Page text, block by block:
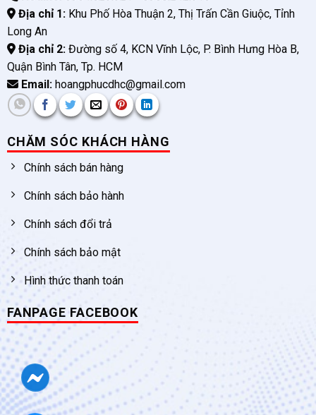
Địa chỉ 1:Khu Phố Hòa Thuận 2, Thị Trấn Cần Giuộc, Tỉnh
Long An
Địa chỉ 2:Đường số 4, KCN Vĩnh Lộc, P. Bình Hưng Hòa B,
Quận Bình Tân, Tp. HCM
Email:hoangphucdhc@gmail.com
CHĂM SÓC KHÁCH HÀNG
Chính sách bán hàng
Chính sách bảo hành
Chính sách đổi trả
Chính sách bảo mật
Hình thức thanh toán
FANPAGE FACEBOOK